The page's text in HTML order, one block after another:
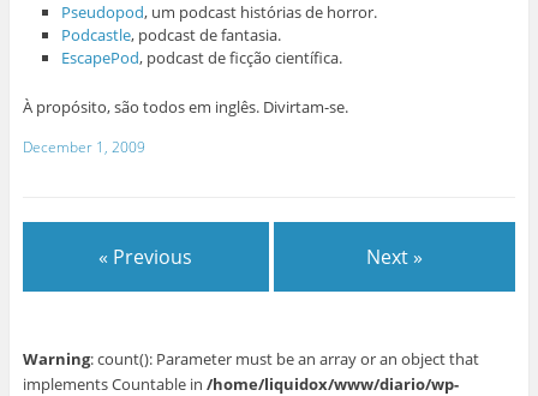
Pseudopod, um podcast histórias de horror.
Podcastle, podcast de fantasia.
EscapePod, podcast de ficção científica.
À propósito, são todos em inglês. Divirtam-se.
December 1, 2009
« Previous Next »
Warning: count(): Parameter must be an array or an object that
implements Countable in /home/liquidox/www/diario/wp-